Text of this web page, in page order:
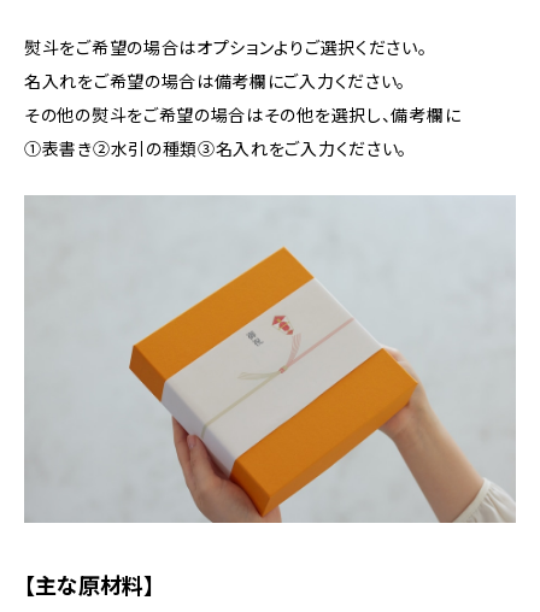
熨斗をご希望の場合はオプションよりご選択ください。
名入れをご希望の場合は備考欄にご入力ください。
その他の熨斗をご希望の場合はその他を選択し、備考欄に
①表書き②水引の種類③名入れをご入力ください。
【主な原材料】